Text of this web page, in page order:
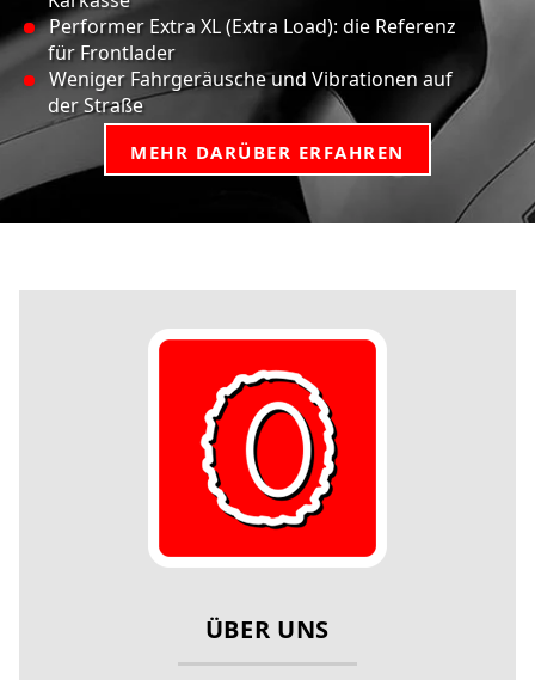
Performer Extra XL (Extra Load): die Referenz
für Frontlader
Weniger Fahrgeräusche und Vibrationen auf
der Straße
MEHR DARÜBER ERFAHREN
ÜBER UNS